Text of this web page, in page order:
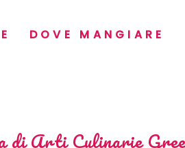
DOVE MANGIARE
di Arti Culinarie